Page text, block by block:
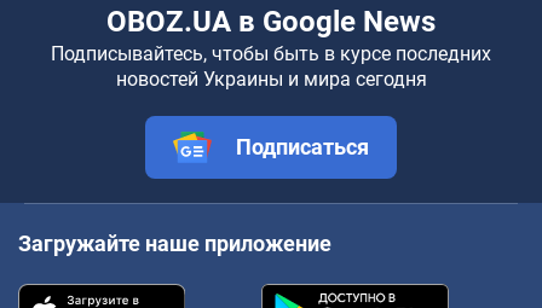
OBOZ.UA в Google News
Подписывайтесь, чтобы быть в курсе последних
новостей Украины и мира сегодня
Подписаться
Загружайте наше приложение